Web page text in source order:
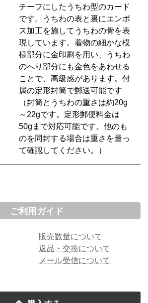
チーフにしたうちわ型のカード
です。うちわの表と裏にエンボ
ス加工を施してうちわの骨を表
現しています。着物の細かな模
様部分に金印刷を用い、うちわ
のへり部分にも金色をあわせる
ことで、高級感があります。付
属の定形封筒で郵送可能です
（封筒とうちわの重さは約20g
～22gです。定形郵便料金は
50gまで対応可能です。他のも
のを同封する場合は重さを量っ
て確認してください。）
ご利用ガイド
販売数量について
返品・交換について
メール受信について